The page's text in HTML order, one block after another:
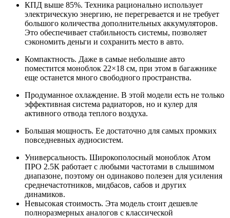
КПД выше 85%. Техника рационально использует
электрическую энергию, не перегревается и не требует
большого количества дополнительных аккумуляторов.
Это обеспечивает стабильность системы, позволяет
сэкономить деньги и сохранить место в авто.
Компактность. Даже в самые небольшие авто
поместится моноблок 22×18 см, при этом в багажнике
еще останется много свободного пространства.
Продуманное охлаждение. В этой модели есть не только
эффективная система радиаторов, но и кулер для
активного отвода теплого воздуха.
Большая мощность. Ее достаточно для самых промких
повседневных аудиосистем.
Универсальность. Широкополосный моноблок Атом
ПРО 2.5К работает с любыми частотами в слышимом
диапазоне, поэтому он одинаково полезен для усиления
среднечастотников, мидбасов, сабов и других
динамиков.
Невысокая стоимость. Эта модель стоит дешевле
полноразмерных аналогов с классической